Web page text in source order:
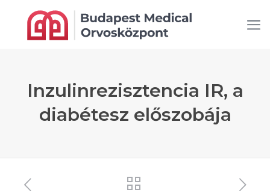
Inzulinrezisztencia IR, a
diabétesz előszobája